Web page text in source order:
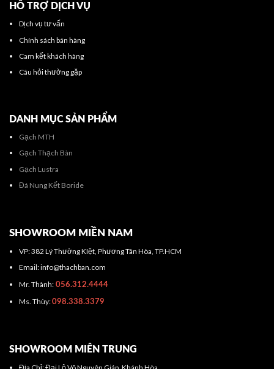
HỖ TRỢ DỊCH VỤ
Dịch vụ tư vấn
Chính sách bán hàng
Cam kết khách hàng
Câu hỏi thường gặp
DANH MỤC SẢN PHẨM
Gạch MTH
Gạch Thạch Bàn
Gạch Lustra
Đá Nung Kết Boride
SHOWROOM MIỀN NAM
VP: 382 Lý Thường KIệt, Phương Tân Hòa, TP.HCM
Email: info@thachban.com
Mr. Thành:056.312.4444
Ms. Thùy:098.338.3379
SHOWROOM MIÊN TRUNG